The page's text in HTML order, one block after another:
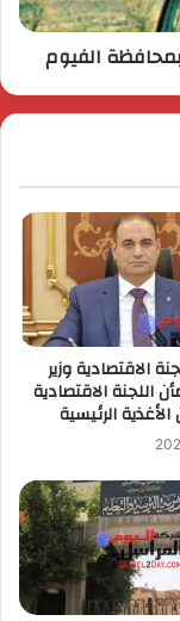
الاقتصادية وزير
اللجنة الاقتصادية
الرئيسية